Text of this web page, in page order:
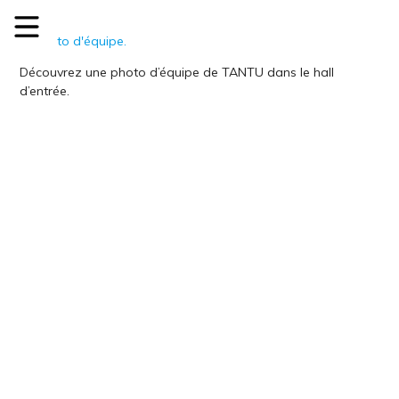
Découvrez une photo d’équipe de TANTU dans le hall
d’entrée.